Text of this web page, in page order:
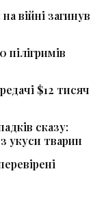
війні загинув
$12 тисяч
сказу:
укуси тварин